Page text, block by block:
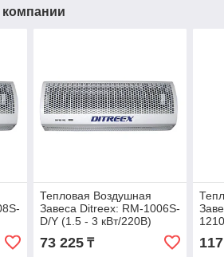
Тепловая Воздушная
Завеса Ditreex: RM-1006S-
D/Y (1.5 - 3 кВт/220В)
73 225₸